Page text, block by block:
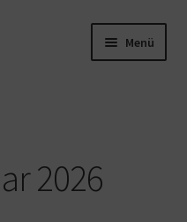
Menü
2026